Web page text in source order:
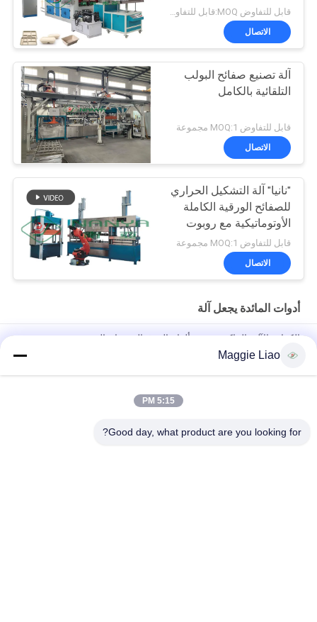
قابل للتفاوض MOQ:قابل للتفاوض
الاتصال
آلة تصنيع صفائح البولب
التلقائية بالكامل
قابل للتفاوض MOQ:1 مجموعة
الاتصال
"نانيا" آلة التشكيل الحراري
للصفائح الورقية الكاملة
الأوتوماتيكية مع روبوت
220-440 فولت
قابل للتفاوض MOQ:1 مجموعة
الاتصال
أدوات المائدة يجعل آلة
الكفاءة الآلية الماكينة تصنيع ألواح الورق الخيزران الخضرو
CE
آلة تصنيع الألواح الورقية الأوتوماتيكية الخضراء / آلة صنع الألواح القابل
Maggie Liao
5:15 PM
Good day, what product are you looking for?